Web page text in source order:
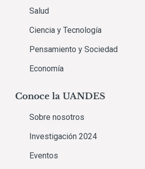
Salud
Ciencia y Tecnología
Pensamiento y Sociedad
Economía
Conoce la UANDES
Sobre nosotros
Investigación 2024
Eventos